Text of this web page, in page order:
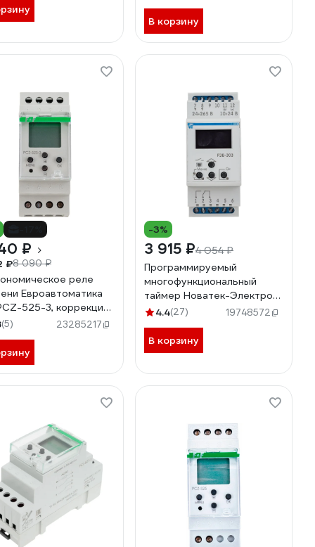
В корзину
₽
₽8 090 ₽
реле
Евроавтоматика
525-3, коррекция
вкл/выкл, ночной
NFC 2 DIN
(5) 23285217
-3%
3 915 ₽4 054 ₽
Программируемый
многофункциональный
таймер Новатек-Электро
РЭВ-303 3425604303
4.4(27) 19748572
В корзину